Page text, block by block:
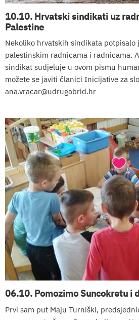
10.10. Hrvatski sindikati uz
Palestine
Nekoliko hrvatskih sindikata potpisalo
palestinskim radnicama i radnicama.
sindikat sudjeluje u ovom pismu
možete se javiti članici Inicijative za
ana.vracar@udrugabrid.hr
06.10. Pomozimo Suncokretu i
Prvi sam put Maju Turniški,